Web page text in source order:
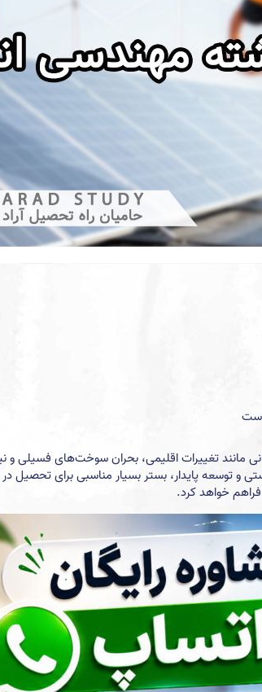
تغییرات اقلیمی، بحران سوخت‌های فسیلی و
توسعه پایدار، بستر بسیار مناسبی برای تحصیل
خواهد کرد.